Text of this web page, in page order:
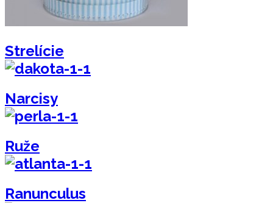
Strelície
Narcisy
Ruže
Ranunculus